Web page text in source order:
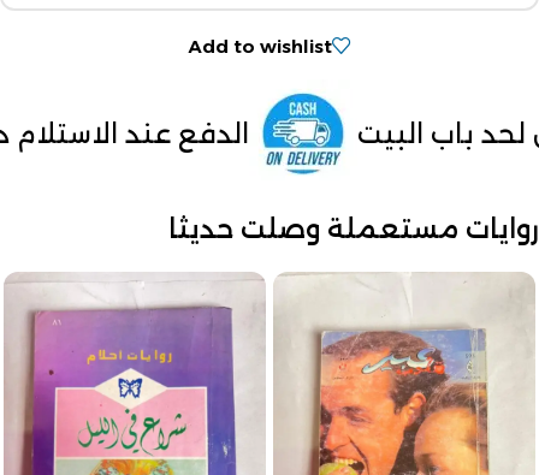
Add to wishlist
الدفع عند الاستلام داخل مصر
روايات مستعملة وصلت حديثا